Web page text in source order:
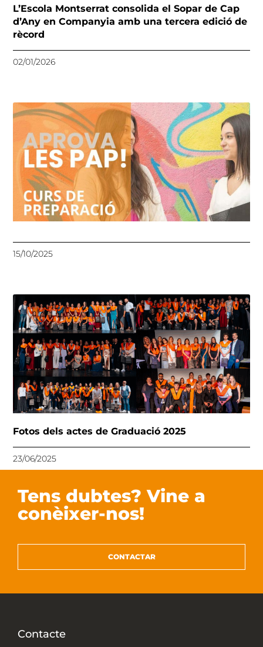
L’Escola Montserrat consolida el Sopar de Cap
d’Any en Companyia amb una tercera edició de
rècord
02/01/2026
15/10/2025
Fotos dels actes de Graduació 2025
23/06/2025
Tens dubtes? Vine a
conèixer-nos!
CONTACTAR
Contacte